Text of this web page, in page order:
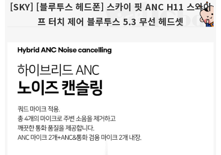
[SKY] [블루투스 헤드폰] 스카이 핏 ANC H11 스와이
프 터치 제어 블루투스 5.3 무선 헤드셋